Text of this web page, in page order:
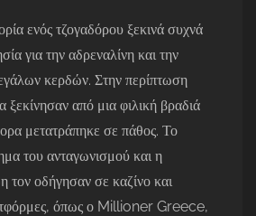
ενός τζογαδόρου ξεκινά συχνά
για την αδρεναλίνη και την
κερδών. Στην περίπτωση
από μια φιλική βραδιά
μετατράπηκε σε πάθος. Το
του ανταγωνισμού και η
τον οδήγησαν σε καζίνο και
όπως ο Millioner Greece,